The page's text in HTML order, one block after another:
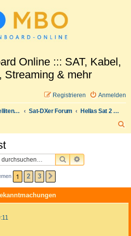
Online ::: SAT, Kabel,
Streaming & mehr
Anmelden
Registrieren
MBO - Satellitenwelt Sat-DXer Forum
Hellas Sat 2 39°Ost
SUCHEERWEITERTE
1 2 3